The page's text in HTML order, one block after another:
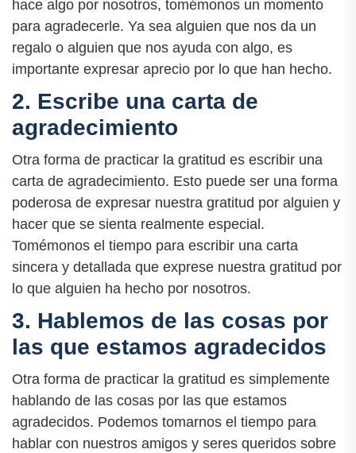
hace algo por nosotros, tomémonos un momento
para agradecerle. Ya sea alguien que nos da un
regalo o alguien que nos ayuda con algo, es
importante expresar aprecio por lo que han hecho.
2. Escribe una carta de
agradecimiento
Otra forma de practicar la gratitud es escribir una
carta de agradecimiento. Esto puede ser una forma
poderosa de expresar nuestra gratitud por alguien y
hacer que se sienta realmente especial.
Tomémonos el tiempo para escribir una carta
sincera y detallada que exprese nuestra gratitud por
lo que alguien ha hecho por nosotros.
3. Hablemos de las cosas por
las que estamos agradecidos
Otra forma de practicar la gratitud es simplemente
hablando de las cosas por las que estamos
agradecidos. Podemos tomarnos el tiempo para
hablar con nuestros amigos y seres queridos sobre